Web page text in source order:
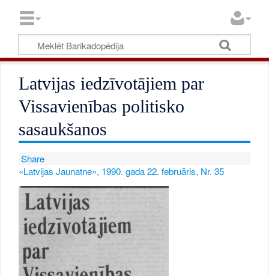
Latvijas iedzīvotājiem par
Vissavienības politisko
sasaukšanos
Share
«Latvijas Jaunatne», 1990. gada 22. februāris, Nr. 35